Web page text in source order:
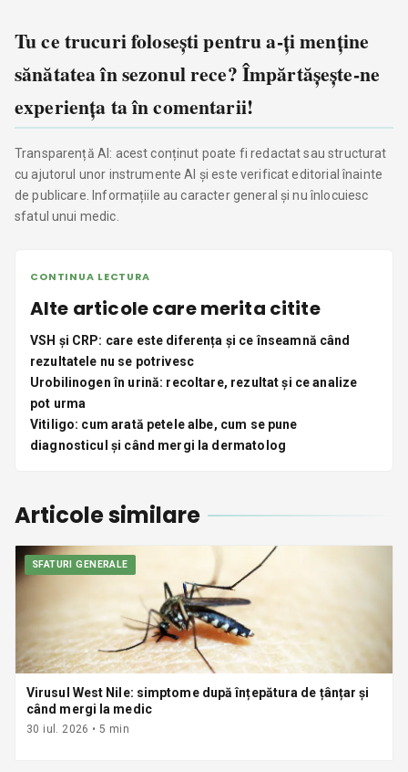
Tu ce trucuri folosești pentru a-ți menține
sănătatea în sezonul rece? Împărtășește-ne
experiența ta în comentarii!
Transparență AI: acest conținut poate fi redactat sau structurat
cu ajutorul unor instrumente AI și este verificat editorial înainte
de publicare. Informațiile au caracter general și nu înlocuiesc
sfatul unui medic.
CONTINUA LECTURA
Alte articole care merita citite
VSH și CRP: care este diferența și ce înseamnă când
rezultatele nu se potrivesc
Urobilinogen în urină: recoltare, rezultat și ce analize
pot urma
Vitiligo: cum arată petele albe, cum se pune
diagnosticul și când mergi la dermatolog
Articole similare
SFATURI GENERALE
Virusul West Nile: simptome după înțepătura de țânțar și
când mergi la medic
30 iul. 2026 •5 min